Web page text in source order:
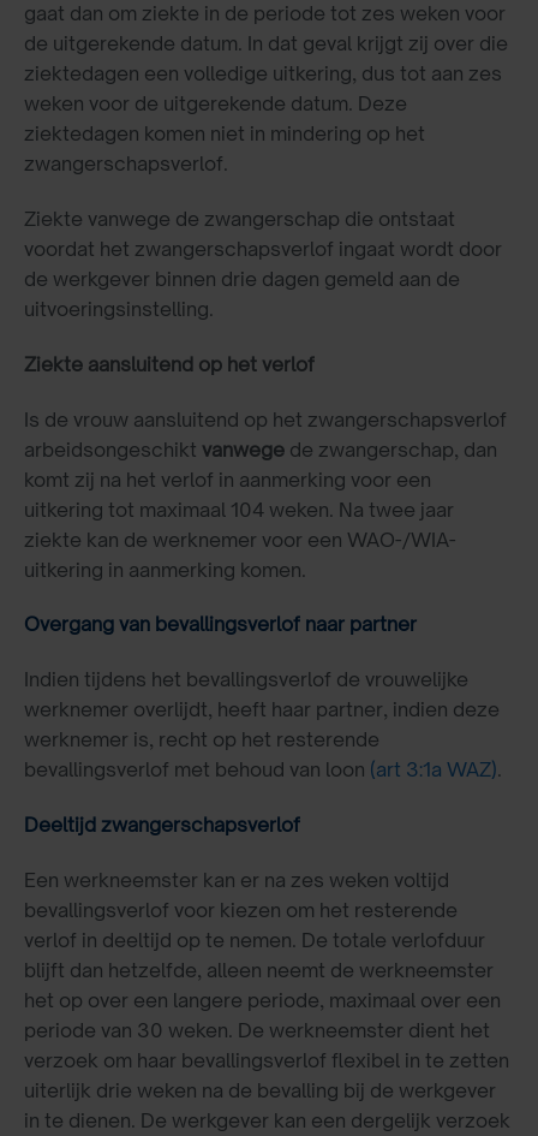
gaat dan om ziekte in de periode tot zes weken voor
de uitgerekende datum. In dat geval krijgt zij over die
ziektedagen een volledige uitkering, dus tot aan zes
weken voor de uitgerekende datum. Deze
ziektedagen komen niet in mindering op het
zwangerschapsverlof.
Ziekte vanwege de zwangerschap die ontstaat
voordat het zwangerschapsverlof ingaat wordt door
de werkgever binnen drie dagen gemeld aan de
uitvoeringsinstelling.
Ziekte aansluitend op het verlof
Is de vrouw aansluitend op het zwangerschapsverlof
arbeidsongeschikt vanwege de zwangerschap, dan
komt zij na het verlof in aanmerking voor een
uitkering tot maximaal 104 weken. Na twee jaar
ziekte kan de werknemer voor een WAO-/WIA-
uitkering in aanmerking komen.
Overgang van bevallingsverlof naar partner
Indien tijdens het bevallingsverlof de vrouwelijke
werknemer overlijdt, heeft haar partner, indien deze
werknemer is, recht op het resterende
bevallingsverlof met behoud van loon (art 3:1a WAZ).
Deeltijd zwangerschapsverlof
Een werkneemster kan er na zes weken voltijd
bevallingsverlof voor kiezen om het resterende
verlof in deeltijd op te nemen. De totale verlofduur
blijft dan hetzelfde, alleen neemt de werkneemster
het op over een langere periode, maximaal over een
periode van 30 weken. De werkneemster dient het
verzoek om haar bevallingsverlof flexibel in te zetten
uiterlijk drie weken na de bevalling bij de werkgever
in te dienen. De werkgever kan een dergelijk verzoek